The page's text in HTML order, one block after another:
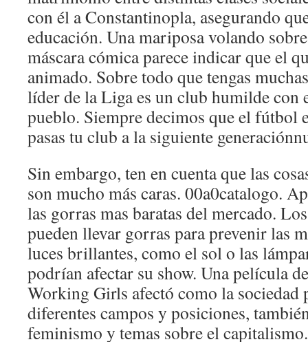
con él a Constantinopla, asegurando
educación. Una mariposa volando
máscara cómica parece indicar que el
animado. Sobre todo que tengas
líder de la Liga es un club humilde con
pueblo. Siempre decimos que el fútbol
pasas tu club a la siguiente
Sin embargo, ten en cuenta que las
son mucho más caras. 00a0catalogo.
las gorras mas baratas del mercado.
pueden llevar gorras para prevenir las
luces brillantes, como el sol o las
podrían afectar su show. Una película
Working Girls afectó como la sociedad
diferentes campos y posiciones,
feminismo y temas sobre el